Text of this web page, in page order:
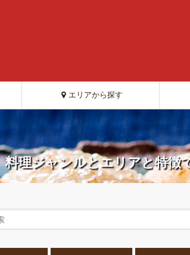
エリアから探す
料理ジャンルとエリアと特徴